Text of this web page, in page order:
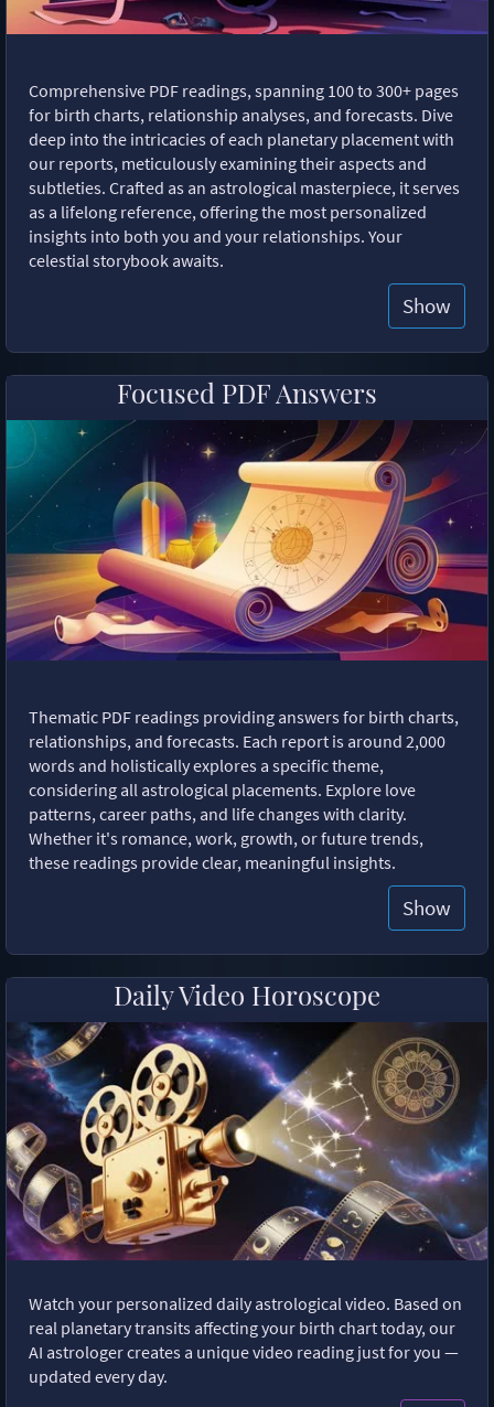
Comprehensive PDF readings, spanning 100 to 300+ pages
for birth charts, relationship analyses, and forecasts. Dive
deep into the intricacies of each planetary placement with
our reports, meticulously examining their aspects and
subtleties. Crafted as an astrological masterpiece, it serves
as a lifelong reference, offering the most personalized
insights into both you and your relationships. Your
celestial storybook awaits.
Show
Focused PDF Answers
Thematic PDF readings providing answers for birth charts,
relationships, and forecasts. Each report is around 2,000
words and holistically explores a specific theme,
considering all astrological placements. Explore love
patterns, career paths, and life changes with clarity.
Whether it's romance, work, growth, or future trends,
these readings provide clear, meaningful insights.
Show
Daily Video Horoscope
Watch your personalized daily astrological video. Based on
real planetary transits affecting your birth chart today, our
AI astrologer creates a unique video reading just for you —
updated every day.